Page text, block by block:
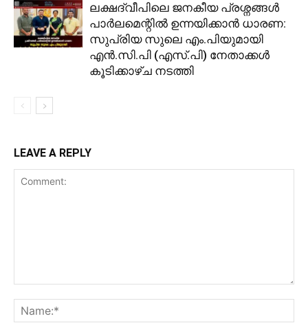
ലക്ഷദ്വീപിലെ ജനകീയ പ്രശ്നങ്ങൾ
പാർലമെന്റിൽ ഉന്നയിക്കാൻ ധാരണ:
സുപ്രിയ സുലെ എം.പിയുമായി
എൻ.സി.പി (എസ്.പി) നേതാക്കൾ
കൂടിക്കാഴ്ച നടത്തി
LEAVE A REPLY